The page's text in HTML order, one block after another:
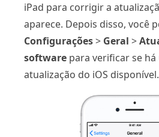
iPad para corrigir a
aparece. Depois disso, você
Configurações> Geral >
software para verificar se há
atualização do iOS disponível.